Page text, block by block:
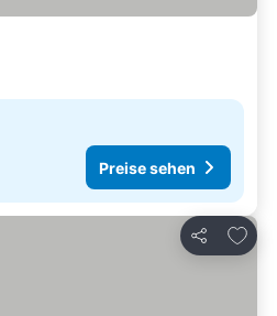
Preise sehen
Teilen
Zu